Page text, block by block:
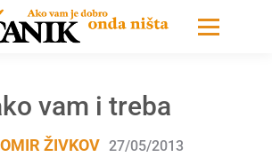
vam i treba
ŽIVKOV 27/05/2013